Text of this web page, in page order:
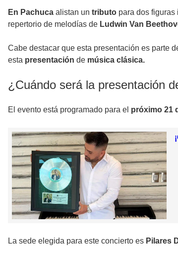
En Pachuca alistan un tributo para dos figuras
repertorio de melodías de Ludwin Van
Cabe destacar que esta presentación es parte
esta presentación de música clásica.
¿Cuándo será la presentación
El evento está programado para el próximo 21
La sede elegida para este concierto es Pilares